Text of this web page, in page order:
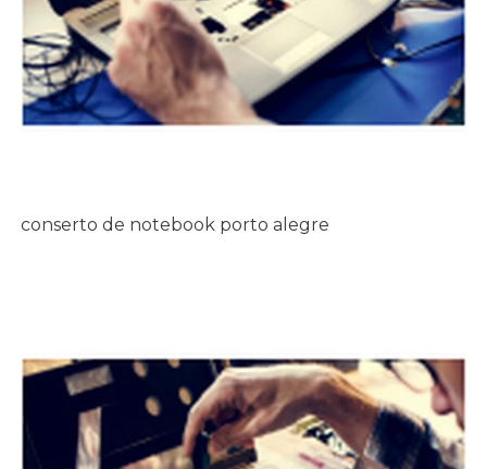
conserto de notebook porto alegre